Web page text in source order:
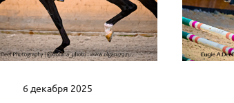
6 декабря 2025